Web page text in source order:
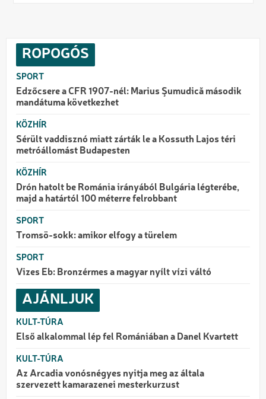
ROPOGÓS
SPORT
Edzőcsere a CFR 1907-nél: Marius Şumudică második
mandátuma következhet
KÖZHÍR
Sérült vaddisznó miatt zárták le a Kossuth Lajos téri
metróállomást Budapesten
KÖZHÍR
Drón hatolt be Románia irányából Bulgária légterébe,
majd a határtól 100 méterre felrobbant
SPORT
Tromsö-sokk: amikor elfogy a türelem
SPORT
Vizes Eb: Bronzérmes a magyar nyílt vízi váltó
AJÁNLJUK
KULT-TÚRA
Első alkalommal lép fel Romániában a Danel Kvartett
KULT-TÚRA
Az Arcadia vonósnégyes nyitja meg az általa
szervezett kamarazenei mesterkurzust